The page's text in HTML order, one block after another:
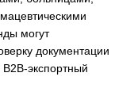
могут
документации
экспортный